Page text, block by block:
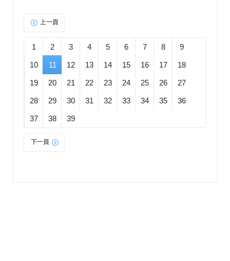
上一頁
1 2 3 4 5 6 7 8 9
10 11 12 13 14 15 16 17 18
19 20 21 22 23 24 25 26 27
28 29 30 31 32 33 34 35 36
37 38 39
下一頁